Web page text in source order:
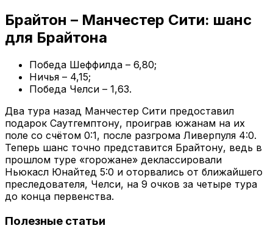
Брайтон – Манчестер Сити: шанс
для Брайтона
Победа Шеффилда – 6,80;
Ничья – 4,15;
Победа Челси – 1,63.
Два тура назад Манчестер Сити предоставил
подарок Саутгемптону, проиграв южанам на их
поле со счётом 0:1, после разгрома Ливерпуля 4:0.
Теперь шанс точно представится Брайтону, ведь в
прошлом туре «горожане» деклассировали
Ньюкасл Юнайтед 5:0 и оторвались от ближайшего
преследователя, Челси, на 9 очков за четыре тура
до конца первенства.
Полезные статьи